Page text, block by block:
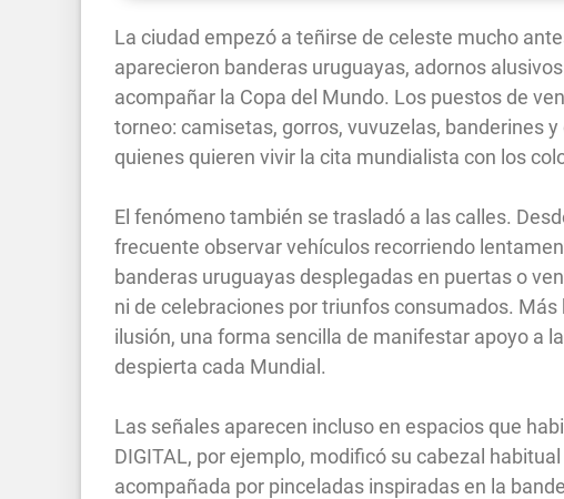
La ciudad empezó a teñirse de celeste mucho
aparecieron banderas uruguayas, adornos
acompañar la Copa del Mundo. Los puestos de
torneo: camisetas, gorros, vuvuzelas, banderines
quienes quieren vivir la cita mundialista con los
El fenómeno también se trasladó a las calles.
frecuente observar vehículos recorriendo
banderas uruguayas desplegadas en puertas o
ni de celebraciones por triunfos consumados.
ilusión, una forma sencilla de manifestar apoyo a
despierta cada Mundial.
Las señales aparecen incluso en espacios que
DIGITAL, por ejemplo, modificó su cabezal
acompañada por pinceladas inspiradas en la